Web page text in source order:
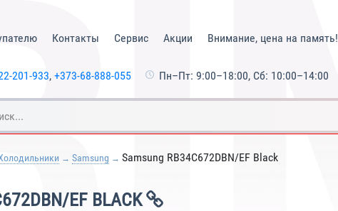
Контакты Сервис Акции Внимание, цена на память!
201-933, +373-68-888-055 Пн–Пт: 9:00–18:00, Сб: 10:00–14:00
Samsung Samsung RB34C672DBN/EF Black
EF BLACK